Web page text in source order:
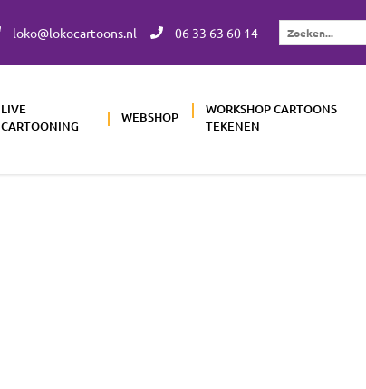
loko@lokocartoons.nl 06 33 63 60 14
Zoeken...
LIVE
CARTOONING
WEBSHOP
WORKSHOP CARTOONS
TEKENEN